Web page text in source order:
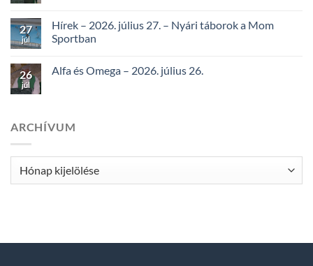
27
júl
Hírek – 2026. július 27. – Nyári táborok a Mom
Sportban
26
júl
Alfa és Omega – 2026. július 26.
ARCHÍVUM
Archívum